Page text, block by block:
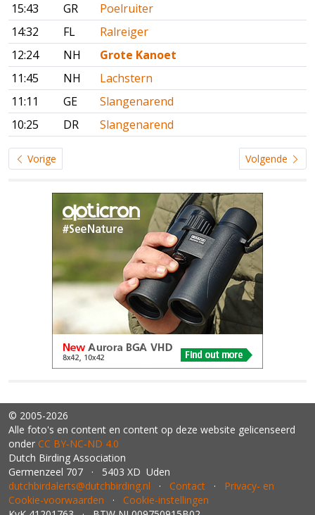
15:43
GR
Poelruiter
14:32
FL
Ralreiger
12:24
NH
Grote Kanoet
11:45
NH
Lachstern
11:11
GE
Slangenarend
10:25
DR Slangenarend
Vorige Volgende
© 2005-2026
Alle foto's en content en content op deze website gelicenseerd
onder CC BY‑NC‑ND 4.0
Dutch Birding Association
Germenzeel 707 · 5403 XD Uden
dutchbirdalerts@dutchbirding.nl · Contact · Privacy- en
Cookie-voorwaarden · Cookie-instellingen